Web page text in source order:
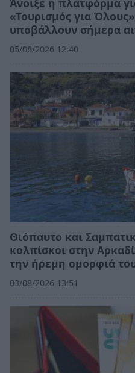
Άνοιξε η πλατφόρμα
«Τουρισμός για
υποβάλλουν σήμερα
05/08/2026 12:40
Θιόπαυτο και
κολπίσκοι στην
την ήρεμη ομορφιά
03/08/2026 13:51